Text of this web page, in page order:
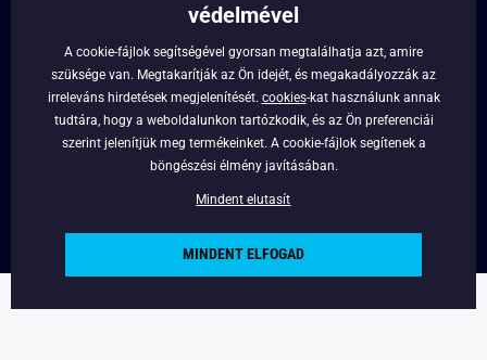
info@legyferfi.hu
FONTOS INFORMÁCIÓK
RÓLUNK
védelmével
A cookie-fájlok segítségével gyorsan megtalálhatja azt, amire
szüksége van. Megtakarítják az Ön idejét, és megakadályozzák az
irreleváns hirdetések megjelenítését. cookies-kat használunk annak
tudtára, hogy a weboldalunkon tartózkodik, és az Ön preferenciái
szerint jelenítjük meg termékeinket. A cookie-fájlok segítenek a
böngészési élmény javításában.
Mindent elutasít
MINDENT ELFOGAD